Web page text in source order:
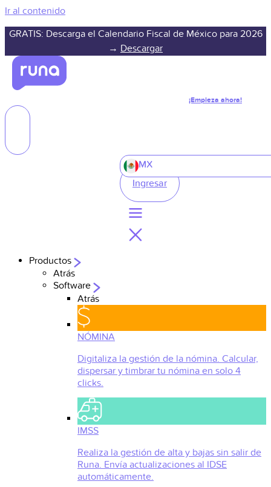
Ir al contenido
GRATIS: Descarga el Calendario Fiscal de México para 2026
→ Descargar
¡Empieza ahora!
MX
Ingresar
Productos
Atrás
Software
Atrás
NÓMINA
Digitaliza la gestión de la nómina. Calcular,
dispersar y timbrar tu nómina en solo 4
clicks.
IMSS
Realiza la gestión de alta y bajas sin salir de
Runa. Envía actualizaciones al IDSE
automáticamente.